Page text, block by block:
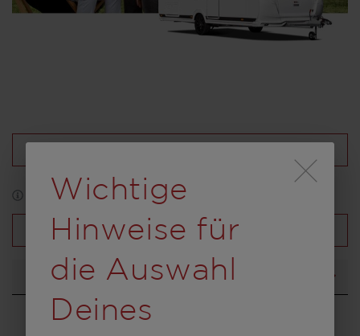
*Abbildung kann zum Teil Sonderausstattung enthalten
Fahrzeugübersicht
Grundriss
Durch Scrolling
Wichtige
Hinweise für
die Auswahl
Deines